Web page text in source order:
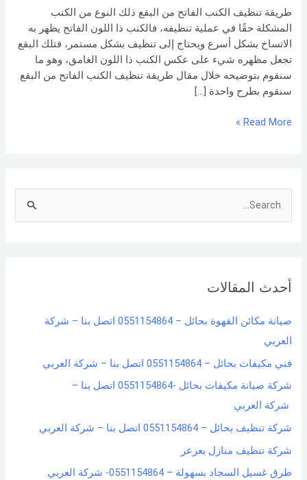
طريقة تنظيف الكنب الفاتح من البقع ذلك النوع من الكنب
المشكلة حقًا في عملية تنظيفه، فالكنب ذا اللون الفاتح يظهر به
الاتساخ بشكل أسرع ويحتاج إلى تنظيف بشكل مستمر، فتلك البقع
تجعل مظهره شيء على عكس الكنب ذا اللون الغامق، وهو ما
سنقوم بتوضيحه خلال مقال طريقة تنظيف الكنب الفاتح من البقع
سنقوم بطرح واحدة […]
البقع
Read More »
c
f
o
r
:
أحدث المقالات
صيانة مكائن القهوة بحائل – 0551154864 اتصل بنا – شركة
العربي
فني مكيفات بحائل – 0551154864 اتصل بنا – شركة العربي
شركة صيانة مكيفات بحائل -0551154864 اتصل بنا –
شركة العربي
شركة تنظيف بحائل – 0551154864 اتصل بنا – شركة العربي
شركة تنظيف منازل بعرعر
طرق غسيل السجاد بسهولة – 0551154864- شركة العربي